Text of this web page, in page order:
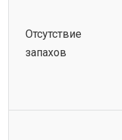
Отсутствие
запахов